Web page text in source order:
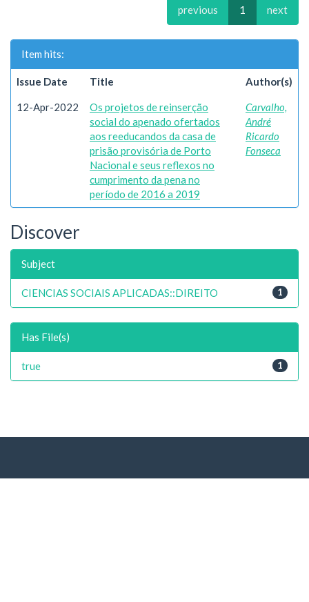
previous 1 next
Item hits:
Issue Date Title Author(s)
12-Apr-2022
Os projetos de reinserção
social do apenado ofertados
aos reeducandos da casa de
prisão provisória de Porto
Nacional e seus reflexos no
cumprimento da pena no
período de 2016 a 2019
Carvalho,
André
Ricardo
Fonseca
Discover
Subject
1
CIENCIAS SOCIAIS APLICADAS::DIREITO
Has File(s)
1
true